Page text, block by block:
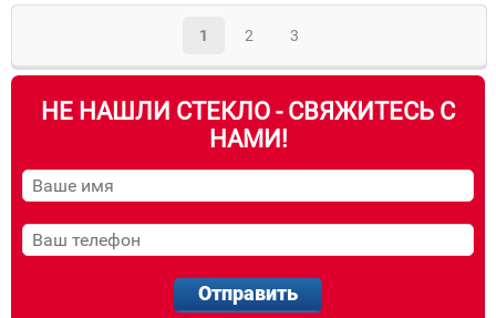
1 2 3
НЕ НАШЛИ СТЕКЛО - СВЯЖИТЕСЬ С
НАМИ!
Отправить